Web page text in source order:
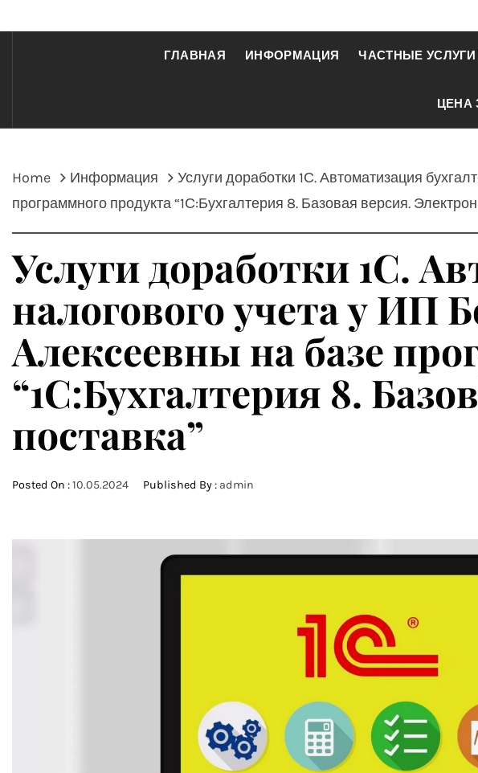
ГЛАВНАЯ ИНФОРМАЦИЯ ЧАСТНЫЕ
ЦЕНА
Home Информация
Услуги доработки 1С. Автоматизация
программного продукта “1С:Бухгалтерия 8. Базовая версия.
Услуги доработки 1С.
налогового учета у ИП
Алексеевны на базе
“1С:Бухгалтерия 8.
поставка”
Posted On :10.05.2024 Published By : admin